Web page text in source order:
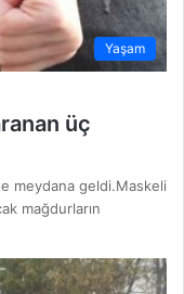
Yaşam
üç
meydana geldi.Maskeli
mağdurların